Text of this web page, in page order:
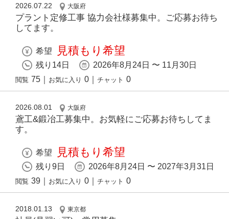
2026.07.22 大阪府
プラント定修工事 協力会社様募集中。ご応募お待ち
してます。
希望 見積もり希望
残り14日 2026年8月24日 〜 11月30日
閲覧 75 お気に入り 0 チャット 0
2026.08.01 大阪府
鳶工&鍛冶工募集中。お気軽にご応募お待ちしてま
す。
希望 見積もり希望
残り9日 2026年8月24日 〜 2027年3月31日
閲覧 39 お気に入り 0 チャット 0
2018.01.13 東京都